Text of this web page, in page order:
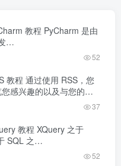
教程 PyCharm 是由
…
52
教程 通过使用 RSS，您
感兴趣的以及与您的
37
教程 XQuery 之于
SQL 之…
52